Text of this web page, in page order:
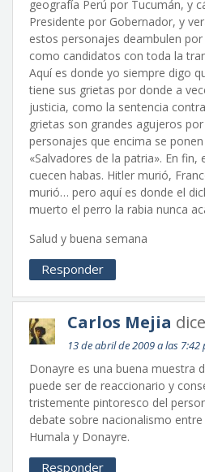
geografía Perú por Tucumán, y
Presidente por Gobernador, y
estos personajes deambulen
como candidatos con toda la
Aquí es donde yo siempre digo
tiene sus grietas por donde a
justicia, como la sentencia
grietas son grandes agujeros
personajes que encima se
«Salvadores de la patria». En fin,
cuecen habas. Hitler murió,
murió… pero aquí es donde el
muerto el perro la rabia nunca
Salud y buena semana
Responder
Carlos Mejia
13 de abril de 2009 a las 7:42
Donayre es una buena muestra
puede ser de reaccionario y
tristemente pintoresco del
debate sobre nacionalismo
Humala y Donayre.
Responder